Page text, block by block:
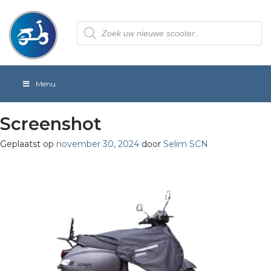
Producten
zoeken
Menu
Screenshot
Geplaatst op november 30, 2024 door Selim SCN